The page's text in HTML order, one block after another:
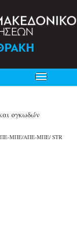
Toggle
navigation
ογκωδών
ΜΠΕ/ΑΠΕ-ΜΠΕ/ STR